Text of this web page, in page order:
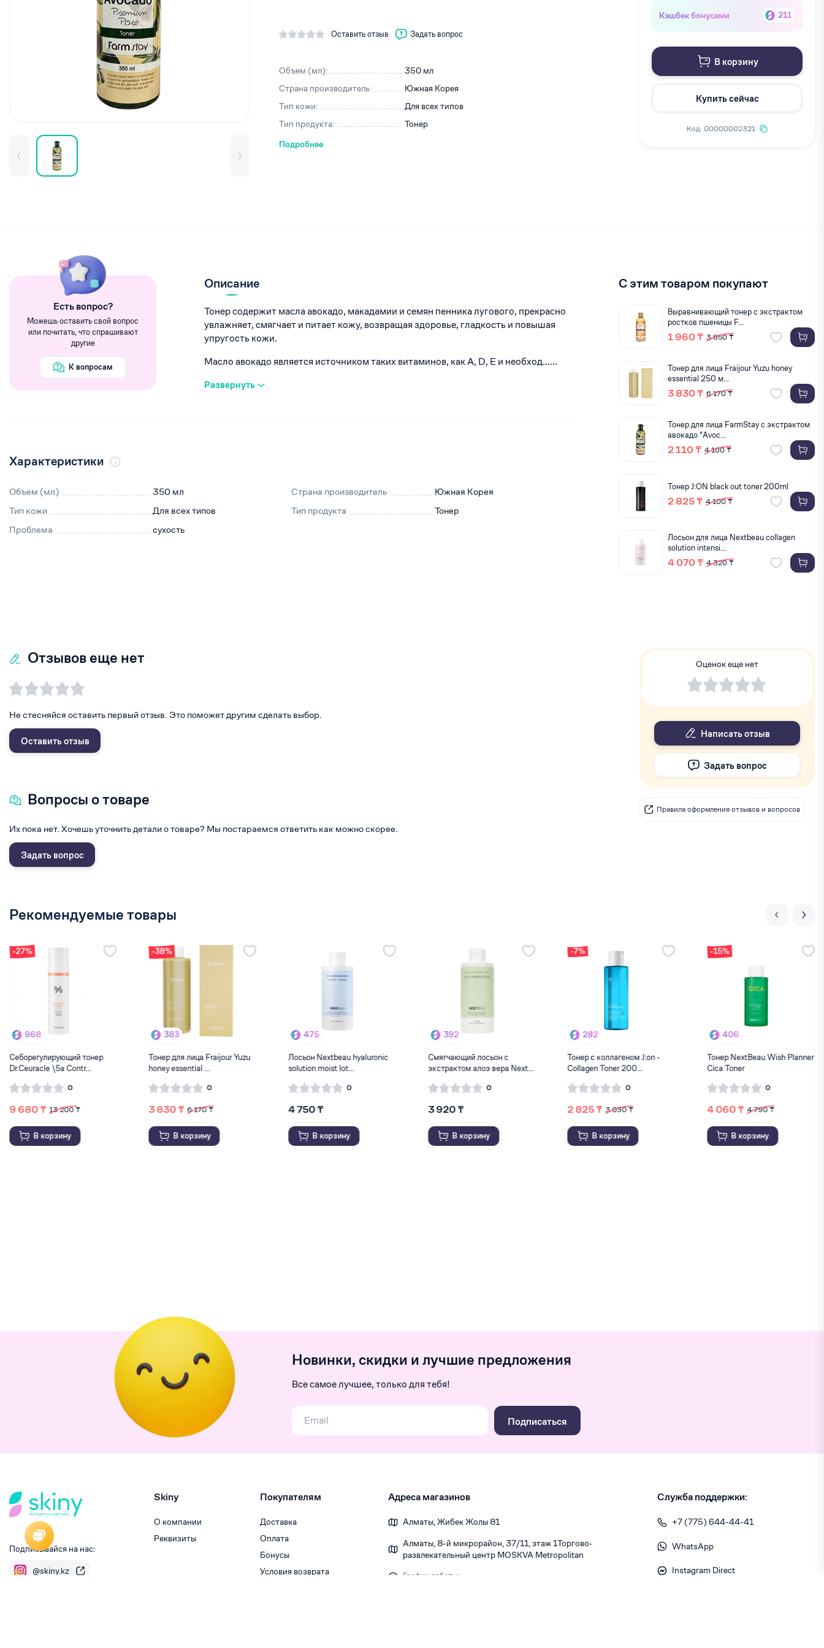
Оставить отзыв Задать вопрос
Объем (мл):
350 мл
Страна производитель:
Южная Корея
Тип кожи:
Для всех типов
Тип продукта:
Тонер
Подробнее
Кэшбек бонусами 211
В корзину
Купить сейчас
Код: 00000002321
Eсть вопрос?
Можешь оставить свой вопрос
или почитать, что спрашивают
другие
К вопросам
Описание
Тонер содержит масла авокадо, макадамии и семян пенника лугового, прекрасно
увлажняет, смягчает и питает кожу, возвращая здоровье, гладкость и повышая
упругость кожи.
Масло авокадо является источником таких витаминов, как A, D, E и необход......
Развернуть
Характеристики
Объем (мл) 350 мл Страна производитель
Южная Корея
Тип кожи
Для всех типов Тип продукта
Тонер
Проблема
сухость
С этим товаром покупают
Выравнивающий тонер с экстрактом
ростков пшеницы F...
1 960 ₸ 3 850 ₸
Тонер для лица Fraijour Yuzu honey
essential 250 м...
3 830 ₸ 6 170 ₸
Тонер для лица FarmStay с экстрактом
авокадо "Avoc...
2 110 ₸ 4 100 ₸
Тонер J:ON black out toner 200ml
2 825 ₸ 4 100 ₸
Лосьон для лица Nextbeau collagen
solution intensi...
4 070 ₸ 4 320 ₸
Отзывов еще нет
Не стесняйся оставить первый отзыв. Это поможет другим сделать выбор.
Оставить отзыв
Вопросы о товаре
Их пока нет. Хочешь уточнить детали о товаре? Мы постараемся ответить как можно скорее.
Задать вопрос
Оценок еще нет
Написать отзыв
Задать вопрос
Правила оформления отзывов и вопросов
Рекомендуемые товары
-38%
383
Тонер для лица Fraijour Yuzu
honey essential ...
0
3 830 ₸ 6 170 ₸
В корзину
475
Лосьон Nextbeau hyaluronic
solution moist lot...
0
4 750 ₸
В корзину
392
Смягчающий лосьон с
экстрактом алоэ вера Next...
0
3 920 ₸
В корзину
282
Тонер с коллагеном J:on -
Collagen Toner 200...
0
2 825 ₸
В корзину
-15%
406
Тонер NextBeau Wish Planner
Cica Toner
0
4 060 ₸ 4 790 ₸
В корзину
-49%
196
Выравнивающий тонер с
экстрактом ростков пшен...
0
1 960 ₸ 3 850 ₸
В корзину
Наборы и сертификаты
Для бровей
Тушь для бровей
Карандаши и лайнеры для бровей
Помады и тинты для бровей
Набор для бровей
Новинки, скидки и лучшие предложения
Все самое лучшее, только для тебя!
Подписаться
Подписывайся на нас:
@skiny.kz
Skiny
О компании
Реквизиты
Покупателям
Доставка
Оплата
Бонусы
Условия возврата
Адреса магазинов
Алматы, Жибек Жолы 81
Алматы, 8-й микрорайон, 37/1​1, этаж 1 ​Торгово-
развлекательный центр MOSKVA Metropolitan
График работы:
Служба поддержки:
+7 (775) 644-44-41
WhatsApp
Instagram Direct